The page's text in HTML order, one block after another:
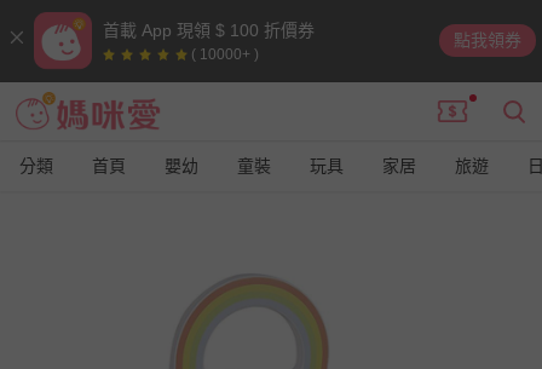
首載 App 現領 $ 100 折價券
( 10000+ )
點我領券
分類 首頁 嬰幼 童裝 玩具 家居 旅遊